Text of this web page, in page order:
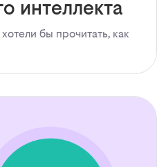
интеллекта
бы прочитать, как